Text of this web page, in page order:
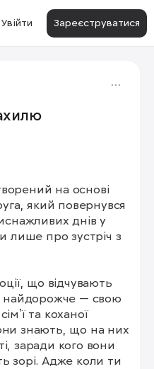
Увійти Зареєструватися
на основі
який повернувся
днів у
лише про зустріч з
що відчувають
найдорожче — свою
та коханої
знають, що на них
заради кого вони
зорі. Адже коли ти